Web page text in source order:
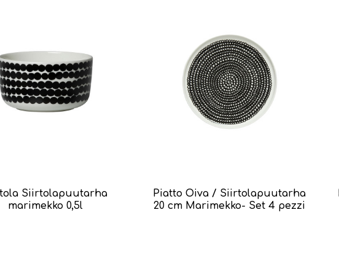
Siirtolapuutarha
marimekko 0,5l
Piatto Oiva / Siirtolapuutarha
20 cm Marimekko- Set 4 pezzi